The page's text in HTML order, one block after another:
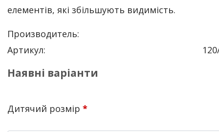
елементів, які збільшують видимість.
Производитель:
Артикул:
Наявні варіанти
Дитячий розмір *